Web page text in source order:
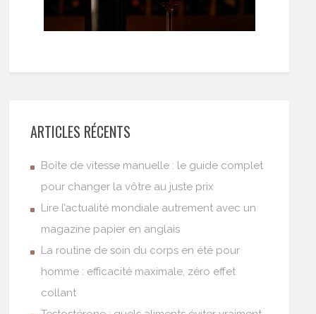
ARTICLES RÉCENTS
Boîte de vitesse manuelle : le guide complet
pour changer la vôtre au juste prix
Lire l’actualité mondiale autrement avec un
magazine papier en anglais
La routine de soin du corps en été pour
homme : efficacité maximale, zéro effet
collant